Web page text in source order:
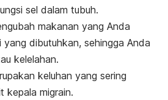
sel dalam tubuh.
makanan yang Anda
yang dibutuhkan, sehingga Anda
kelelahan.
keluhan yang sering
kepala migrain.